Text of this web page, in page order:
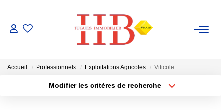
Accueil Professionnels Exploitations Agricoles Viticole
Modifier les critères de recherche